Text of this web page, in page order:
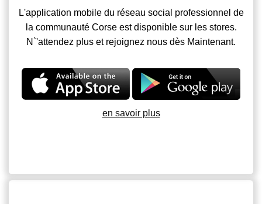
L'application mobile du réseau social professionnel de
la communauté Corse est disponible sur les stores.
N`'attendez plus et rejoignez nous dès Maintenant.
en savoir plus